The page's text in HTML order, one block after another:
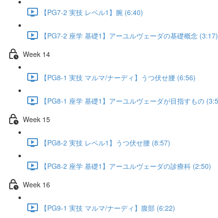
【PG7-2 実技 レベル1】腕 (6:40)
【PG7-2 座学 基礎1】アーユルヴェーダの基礎概念 (3:17)
Week 14
【PG8-1 実技 マルマ/ナーディ】うつ伏せ腰 (6:56)
【PG8-1 座学 基礎1】アーユルヴェーダが目指すもの
Week 15
【PG8-2 実技 レベル1】うつ伏せ腰 (8:57)
【PG8-2 座学 基礎1】アーユルヴェーダの診療科 (2:50)
Week 16
【PG9-1 実技 マルマ/ナーディ】腹部 (6:22)